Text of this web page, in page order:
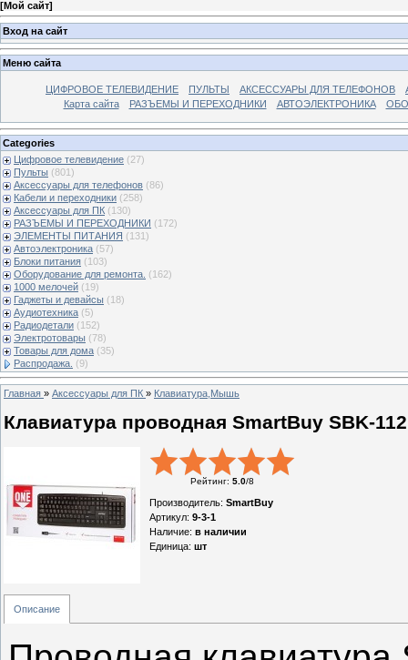
[Мой сайт]
Вход на сайт
Меню сайта
ЦИФРОВОЕ ТЕЛЕВИДЕНИЕ ПУЛЬТЫ АКСЕССУАРЫ ДЛЯ ТЕЛЕФОНОВ
Карта сайта
РАЗЪЕМЫ И ПЕРЕХОДНИКИ АВТОЭЛЕКТРОНИКА
Categories
Цифровое телевидение (27)
Пульты (801)
Аксессуары для телефонов (86)
Кабели и переходники (258)
Аксессуары для ПК (130)
РАЗЪЕМЫ И ПЕРЕХОДНИКИ (172)
ЭЛЕМЕНТЫ ПИТАНИЯ (131)
Автоэлектроника (57)
Блоки питания (103)
Оборудование для ремонта. (162)
1000 мелочей (19)
Гаджеты и девайсы (18)
Аудиотехника (5)
Радиодетали (152)
Электротовары (78)
Товары для дома (35)
Распродажа. (9)
Главная » Аксессуары для ПК » Клавиатура,Мышь
Клавиатура проводная SmartBuy SBK-
Рейтинг: 5.0/8
Производитель: SmartBuy
Артикул: 9-3-1
Наличие: в наличии
Единица: шт
Описание